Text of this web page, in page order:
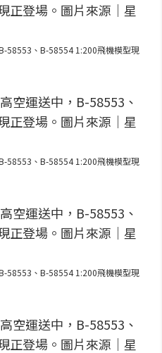
58553、B-58554 1:200飛機模型現
58553、B-58554 1:200飛機模型現
58553、B-58554 1:200飛機模型現